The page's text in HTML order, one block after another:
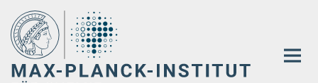
Hauptinhalt